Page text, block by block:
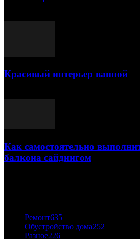
Красивый интерьер ванной
Как самостоятельно
балкона сайдингом
Ремонт635
Обустройство дома252
Разное226